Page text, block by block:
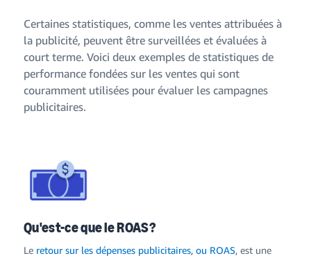
Certaines statistiques, comme les ventes attribuées à
la publicité, peuvent être surveillées et évaluées à
court terme. Voici deux exemples de statistiques de
performance fondées sur les ventes qui sont
couramment utilisées pour évaluer les campagnes
publicitaires.
Qu'est-ce que le ROAS?
Le retour sur les dépenses publicitaires, ou ROAS, est une